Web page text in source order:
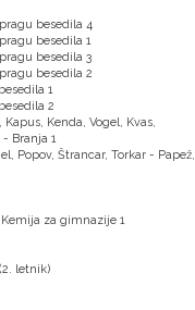
besedila 4
besedila 1
besedila 3
besedila 2
1
2
Kenda, Vogel, Kvas,
Branja 1
Popov, Štrancar, Torkar - Papež,
za gimnazije 1
letnik)